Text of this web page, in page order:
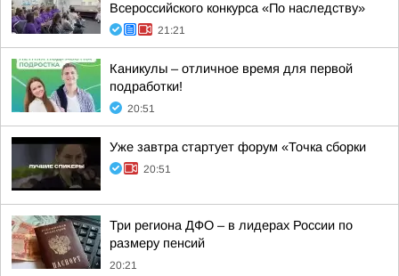
Всероссийского конкурса «По наследству»
21:21
Каникулы – отличное время для первой
подработки!
20:51
Уже завтра стартует форум «Точка сборки
20:51
Три региона ДФО – в лидерах России по
размеру пенсий
20:21